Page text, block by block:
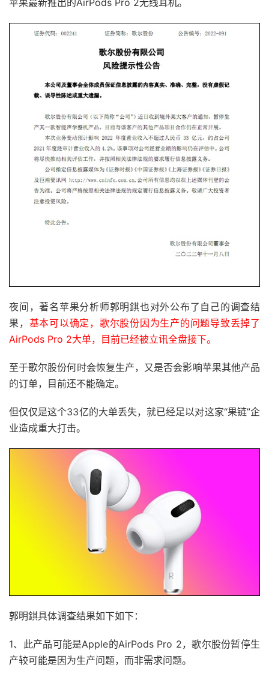
苹果最新推出的AirPods Pro 2无线耳机。
夜间，著名苹果分析师郭明錤也对外公布了自己的调查结
果， 基本可以确定，歌尔股份因为生产的问题导致丢掉了
AirPods Pro 2大单，目前已经被立讯全盘接下。
至于歌尔股份何时会恢复生产，又是否会影响苹果其他产品
的订单，目前还不能确定。
但仅仅是这个33亿的大单丢失，就已经足以对这家“果链”企
业造成重大打击。
郭明錤具体调查结果如下如下：
1、此产品可能是Apple的AirPods Pro 2，歌尔股份暂停生
产较可能是因为生产问题，而非需求问题。